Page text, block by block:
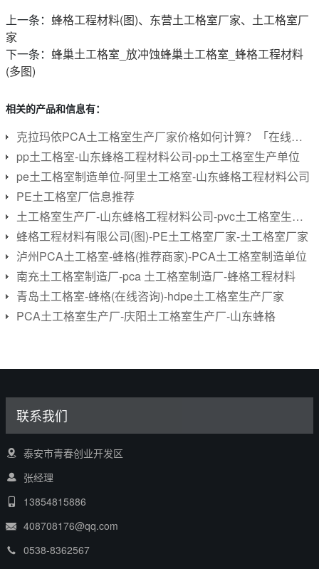
上一条： 蜂格工程材料(图)、东营土工格室厂家、土工格室厂
家
下一条： 蜂巢土工格室_放冲蚀蜂巢土工格室_蜂格工程材料
(多图)
相关的产品和信息有：
克拉玛依PCA土工格室生产厂家价格如何计算？「在线咨询」
pp土工格室-山东蜂格工程材料公司-pp土工格室生产单位
pe土工格室制造单位-阿里土工格室-山东蜂格工程材料公司
PE土工格室厂信息推荐
土工格室生产厂-山东蜂格工程材料公司-pvc土工格室生产厂
蜂格工程材料有限公司(图)-PE土工格室厂家-土工格室厂家
泸州PCA土工格室-蜂格(推荐商家)-PCA土工格室制造单位
南充土工格室制造厂-pca 土工格室制造厂-蜂格工程材料
青岛土工格室-蜂格(在线咨询)-hdpe土工格室生产厂家
PCA土工格室生产厂-庆阳土工格室生产厂-山东蜂格
联系我们
泰安市青春创业开发区
张经理
13854815886
408708176@qq.com
0538-8362567